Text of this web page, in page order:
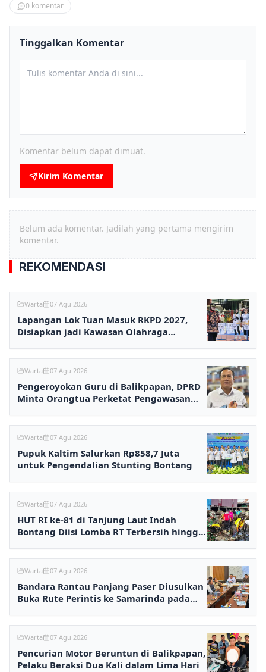
0 komentar
Tinggalkan Komentar
Komentar belum dapat dimuat.
Kirim Komentar
Belum ada komentar. Jadilah yang pertama mengirim
komentar.
REKOMENDASI
Warta 07 Agu 2026
Lapangan Lok Tuan Masuk RKPD 2027,
Disiapkan jadi Kawasan Olahraga
Warta 07 Agu 2026
Pengeroyokan Guru di Balikpapan, DPRD
Minta Orangtua Perketat Pengawasan
Warta 07 Agu 2026
Pupuk Kaltim Salurkan Rp858,7 Juta
untuk Pengendalian Stunting Bontang
Warta 07 Agu 2026
HUT RI ke-81 di Tanjung Laut Indah
Bontang Diisi Lomba RT Terbersih hingga
Warta 07 Agu 2026
Bandara Rantau Panjang Paser Diusulkan
Buka Rute Perintis ke Samarinda pada
Warta 07 Agu 2026
Pencurian Motor Beruntun di Balikpapan,
Pelaku Beraksi Dua Kali dalam Lima Hari